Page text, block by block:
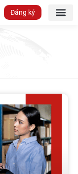
Đăng ký